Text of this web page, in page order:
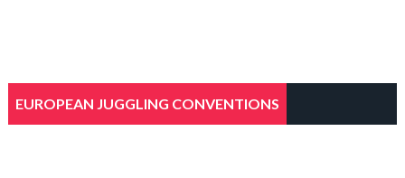
EUROPEAN JUGGLING CONVENTIONS